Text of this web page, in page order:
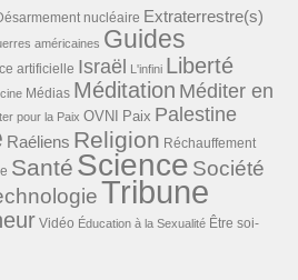
nucléaire Extraterrestre(s)
américaines Guides
artificielle Israël L'infini Liberté
Médias Méditation Méditer en
pour la Paix OVNI Paix Palestine
Raéliens Religion Réchauffement
Santé Science Société
Tribune
Vidéo Éducation à la Sexualité Être soi-